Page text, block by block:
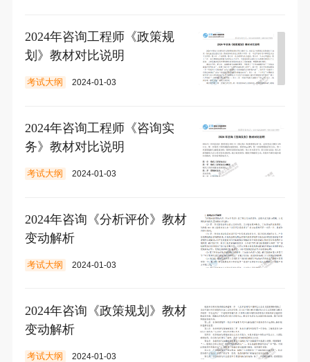
2024年咨询工程师《政策规
划》教材对比说明
考试大纲 2024-01-03
2024年咨询工程师《咨询实
务》教材对比说明
考试大纲 2024-01-03
2024年咨询《分析评价》教材
变动解析
考试大纲 2024-01-03
2024年咨询《政策规划》教材
变动解析
考试大纲 2024-01-03